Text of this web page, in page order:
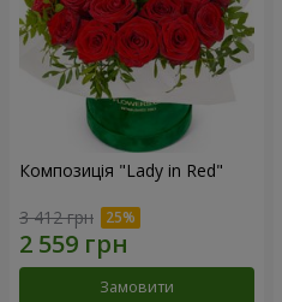
Композиція "Lady in Red"
3 412 грн
Замовити